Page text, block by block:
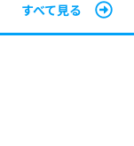
すべて見る